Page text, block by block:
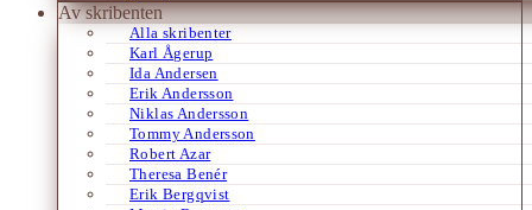
Av skribenten
Alla skribenter
Karl Ågerup
Ida Andersen
Erik Andersson
Niklas Andersson
Tommy Andersson
Robert Azar
Theresa Benér
Erik Bergqvist